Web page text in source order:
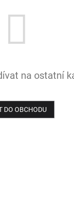
na ostatní
DO OBCHODU